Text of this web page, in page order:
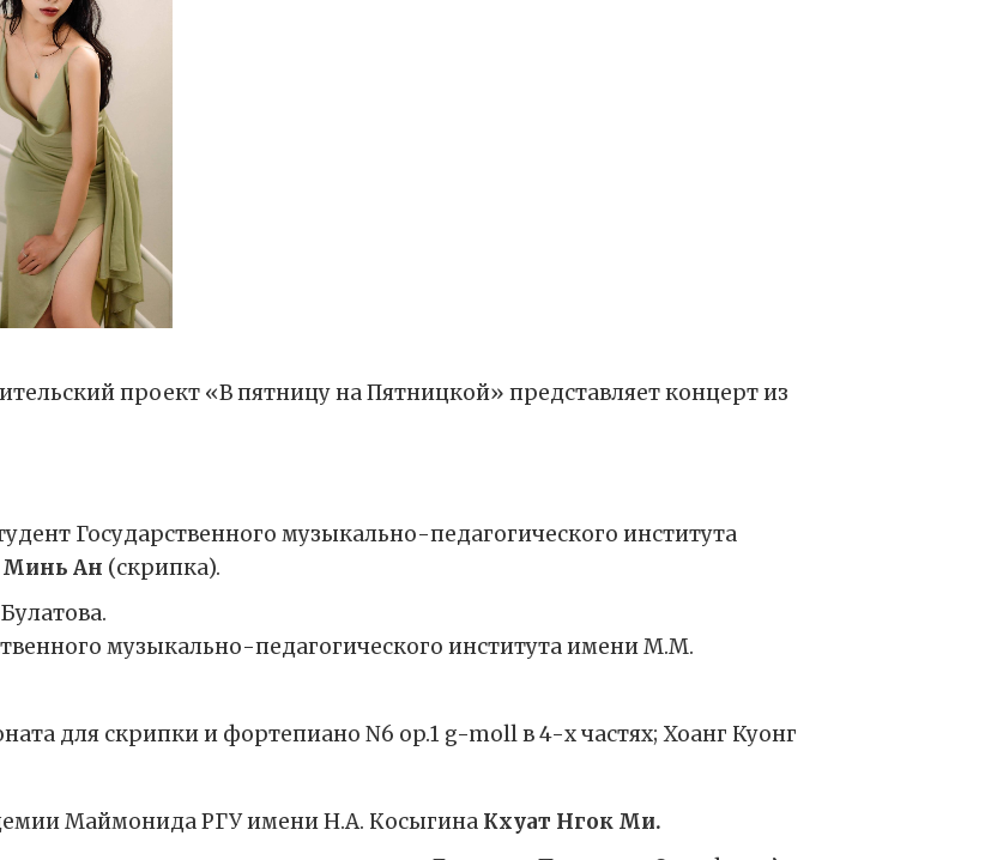
проект «В пятницу на Пятницкой» представляет концерт из
Государственного музыкально-педагогического института
Минь Ан (скрипка).
музыкально-педагогического института имени М.М.
для скрипки и фортепиано N6 op.1 g-moll в 4-х частях; Хоанг Куонг
Маймонида РГУ имени Н.А. КосыгинаКхуат Нгок Ми.